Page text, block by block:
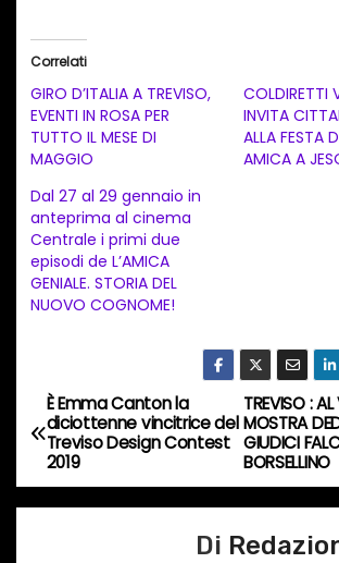
a
m
e
n
t
o
i
r
s
o
…
Correlati
GIRO D’ITALIA A TREVISO,
EVENTI IN ROSA PER
TUTTO IL MESE DI
MAGGIO
COLDIRETTI
INVITA
ALLA FESTA
AMICA A
Dal 27 al 29 gennaio in
anteprima al cinema
Centrale i primi due
episodi de L’AMICA
GENIALE. STORIA DEL
NUOVO COGNOME!
N
a
v
TREVISO : AL
MOSTRA
GIUDICI
BORSELLINO
È Emma Canton la
diciottenne vincitrice del
Treviso Design Contest
2019
Di